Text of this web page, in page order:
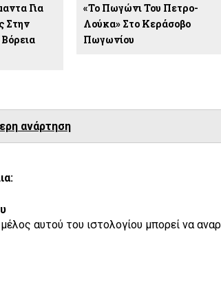
Για
Στην
«Το Πωγώνι Του Πετρο-
Λούκα» Στο Κεράσοβο
Πωγωνίου
ανάρτηση
αυτού του ιστολογίου μπορεί να